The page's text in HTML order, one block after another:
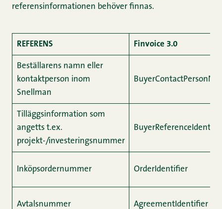
referensinformationen behöver finnas.
REFERENS Finvoice 3.0
Beställarens namn eller
kontaktperson inom
Snellman
Tilläggsinformation som
angetts t.ex.
projekt-/investeringsnummer
Inköpsordernummer OrderIdentifier
Avtalsnummer AgreementIdentifier